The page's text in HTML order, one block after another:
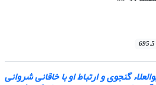
گنجوی و ارتباط او با خاقانی شروانی